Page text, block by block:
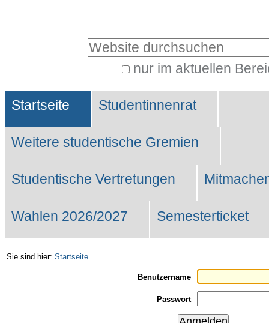
Website durchsuchen
nur im aktuellen
Suche…
Sektionen
Startseite Studentinnenrat
Weitere studentische Gremien
Studentische Vertretungen
Wahlen 2026/2027 Semesterticket
Sie sind hier: Startseite
Benutzername
Passwort